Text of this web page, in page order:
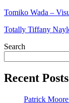
Tomiko Wada –
Totally Tiffany
Search
Recent Posts
Patrick